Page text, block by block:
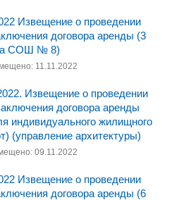
Извещение о проведении
договора аренды (3
СОШ № 8)
11.11.2022
Извещение о проведении
договора аренды
индивидуального жилищного
(управление архитектуры)
09.11.2022
Извещение о проведении
договора аренды (6